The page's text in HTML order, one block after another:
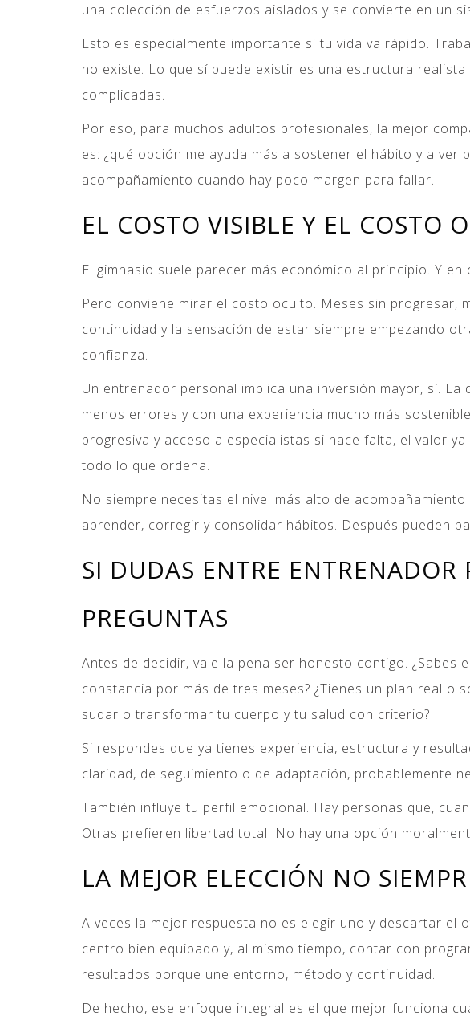
una colección de esfuerzos aislados y se convierte en un
Esto es especialmente importante si tu vida va rápido.
no existe. Lo que sí puede existir es una estructura
complicadas.
Por eso, para muchos adultos profesionales, la mejor
es: ¿qué opción me ayuda más a sostener el hábito y a
acompañamiento cuando hay poco margen para fallar.
EL COSTO VISIBLE Y EL COSTO
El gimnasio suele parecer más económico al principio. Y
Pero conviene mirar el costo oculto. Meses sin progresar,
continuidad y la sensación de estar siempre empezando
confianza.
Un entrenador personal implica una inversión mayor, sí.
menos errores y con una experiencia mucho más
progresiva y acceso a especialistas si hace falta, el valor
todo lo que ordena.
No siempre necesitas el nivel más alto de
aprender, corregir y consolidar hábitos. Después pueden
SI DUDAS ENTRE
PREGUNTAS
Antes de decidir, vale la pena ser honesto contigo.
constancia por más de tres meses? ¿Tienes un plan real o
sudar o transformar tu cuerpo y tu salud con criterio?
Si respondes que ya tienes experiencia, estructura y
claridad, de seguimiento o de adaptación, probablemente
También influye tu perfil emocional. Hay personas que,
Otras prefieren libertad total. No hay una opción
LA MEJOR ELECCIÓN NO
A veces la mejor respuesta no es elegir uno y descartar el
centro bien equipado y, al mismo tiempo, contar con
resultados porque une entorno, método y continuidad.
De hecho, ese enfoque integral es el que mejor funciona